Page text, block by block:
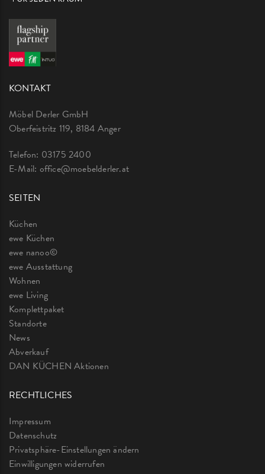
KONTAKT
Möbel Derler GmbH
Oberfeistritz 119, 8184 Anger
Telefon: 03175 2400
E-Mail: office@moebelderler.at
SEITEN
Küchen
ewe Küchen
ewe nanoo©
ewe Ausstattung
Wohnen
ewe Living
Komplettpaket
Standorte
News
Abverkauf
DAN KÜCHEN Aktionen
RECHTLICHES
Impressum
Datenschutz
Privatsphäre-Einstellungen ändern
Einwilligungen widerrufen